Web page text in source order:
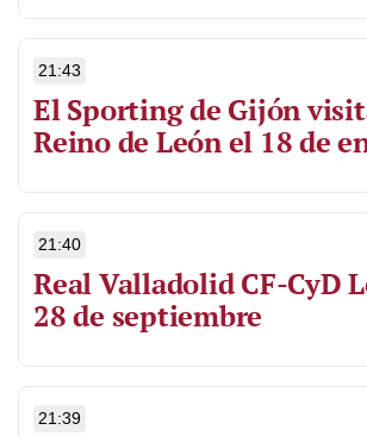
21:43
El Sporting de Gijón
Reino de León el 18 de
21:40
Real Valladolid CF-CyD
28 de septiembre
21:39